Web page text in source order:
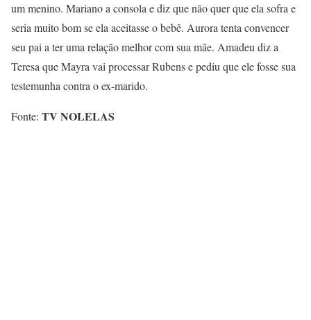
um menino. Mariano a consola e diz que não quer que ela sofra e
seria muito bom se ela aceitasse o bebê. Aurora tenta convencer
seu pai a ter uma relação melhor com sua mãe. Amadeu diz a
Teresa que Mayra vai processar Rubens e pediu que ele fosse sua
testemunha contra o ex-marido.
Fonte: TV NOLELAS